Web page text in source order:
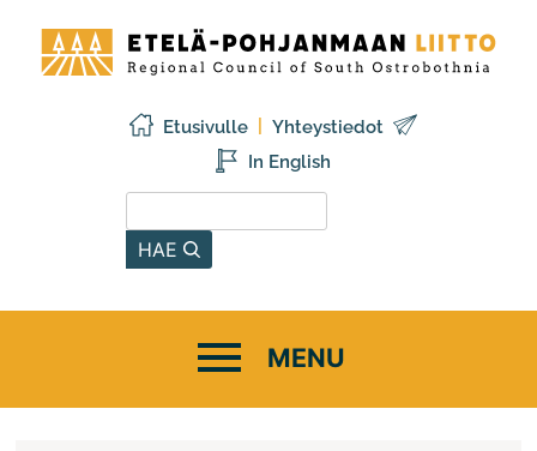
sisältöön
Pohjanmaan
liitto
Etusivulle Yhteystiedot
HAE
In English